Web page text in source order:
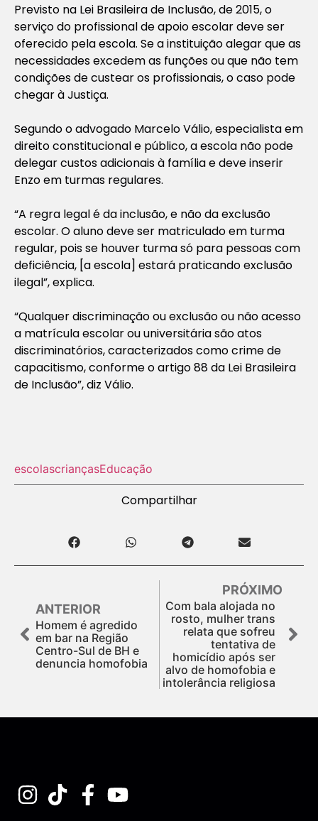
Previsto na Lei Brasileira de Inclusão, de 2015, o
serviço do profissional de apoio escolar deve ser
oferecido pela escola. Se a instituição alegar que as
necessidades excedem as funções ou que não tem
condições de custear os profissionais, o caso pode
chegar à Justiça.
Segundo o advogado Marcelo Válio, especialista em
direito constitucional e público, a escola não pode
delegar custos adicionais à família e deve inserir
Enzo em turmas regulares.
“A regra legal é da inclusão, e não da exclusão
escolar. O aluno deve ser matriculado em turma
regular, pois se houver turma só para pessoas com
deficiência, [a escola] estará praticando exclusão
ilegal”, explica.
“Qualquer discriminação ou exclusão ou não acesso
a matrícula escolar ou universitária são atos
discriminatórios, caracterizados como crime de
capacitismo, conforme o artigo 88 da Lei Brasileira
de Inclusão”, diz Válio.
escolascriançasEducação
Compartilhar
ANTERIOR
Homem é agredido
em bar na Região
Centro-Sul de BH e
denuncia homofobia
PRÓXIMO
Com bala alojada no
rosto, mulher trans
relata que sofreu
tentativa de
homicídio após ser
alvo de homofobia e
intolerância religiosa